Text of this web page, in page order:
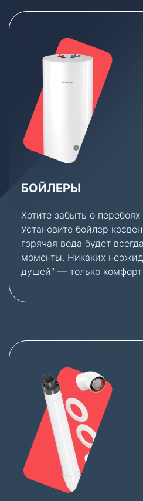
БОЙЛЕРЫ
Хотите забыть о
Установите бойлер
горячая вода будет
моменты. Никаких
душей" — только